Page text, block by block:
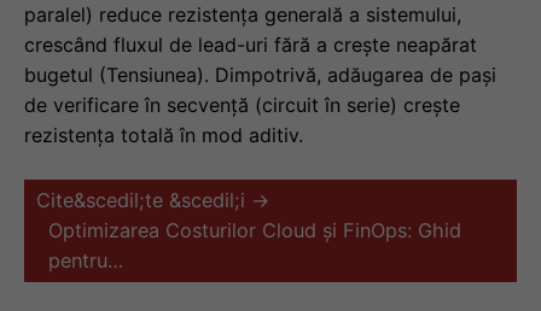
paralel) reduce rezistența generală a sistemului,
crescând fluxul de lead-uri fără a crește neapărat
bugetul (Tensiunea). Dimpotrivă, adăugarea de pași
de verificare în secvență (circuit în serie) crește
rezistența totală în mod aditiv.
Cite&scedil;te &scedil;i →
Optimizarea Costurilor Cloud și FinOps: Ghid
pentru…